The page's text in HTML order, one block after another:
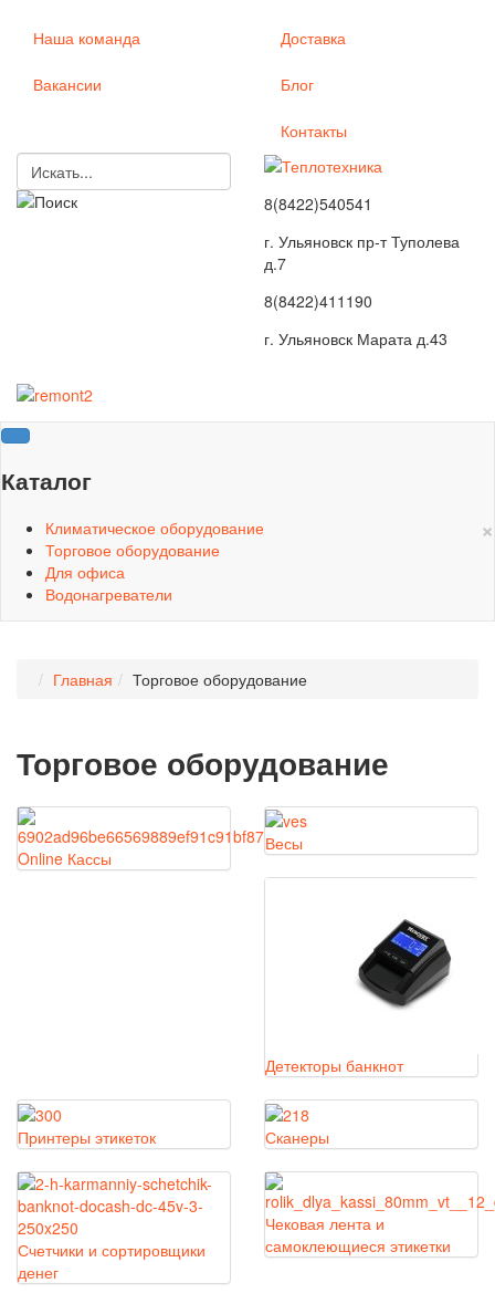
Наша команда
Вакансии
Доставка
Блог
Контакты
8(8422)540541
г. Ульяновск пр-т Туполева
д.7
8(8422)411190
г. Ульяновск Марата д.43
Каталог
×
Климатическое оборудование
Торговое оборудование
Для офиса
Водонагреватели
Главная Торговое оборудование
Торговое оборудование
Online Кассы
Весы
Детекторы банкнот
Принтеры этикеток Сканеры
Счетчики и сортировщики
денег
Чековая лента и
самоклеющиеся этикетки